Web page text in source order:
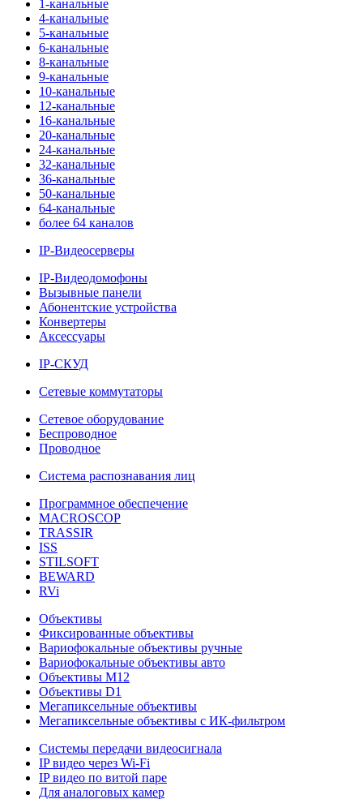
1-канальные
4-канальные
5-канальные
6-канальные
8-канальные
9-канальные
10-канальные
12-канальные
16-канальные
20-канальные
24-канальные
32-канальные
36-канальные
50-канальные
64-канальные
более 64 каналов
IP-Видеосерверы
IP-Видеодомофоны
Вызывные панели
Абонентские устройства
Конвертеры
Аксессуары
IP-СКУД
Сетевые коммутаторы
Сетевое оборудование
Беспроводное
Проводное
Система распознавания лиц
Программное обеспечение
MACROSCOP
TRASSIR
ISS
STILSOFT
BEWARD
RVi
Объективы
Фиксированные объективы
Вариофокальные объективы ручные
Вариофокальные объективы авто
Объективы М12
Объективы D1
Мегапиксельные объективы
Мегапиксельные объективы с ИК-фильтром
Системы передачи видеосигнала
IP видео через Wi-Fi
IP видео по витой паре
Для аналоговых камер